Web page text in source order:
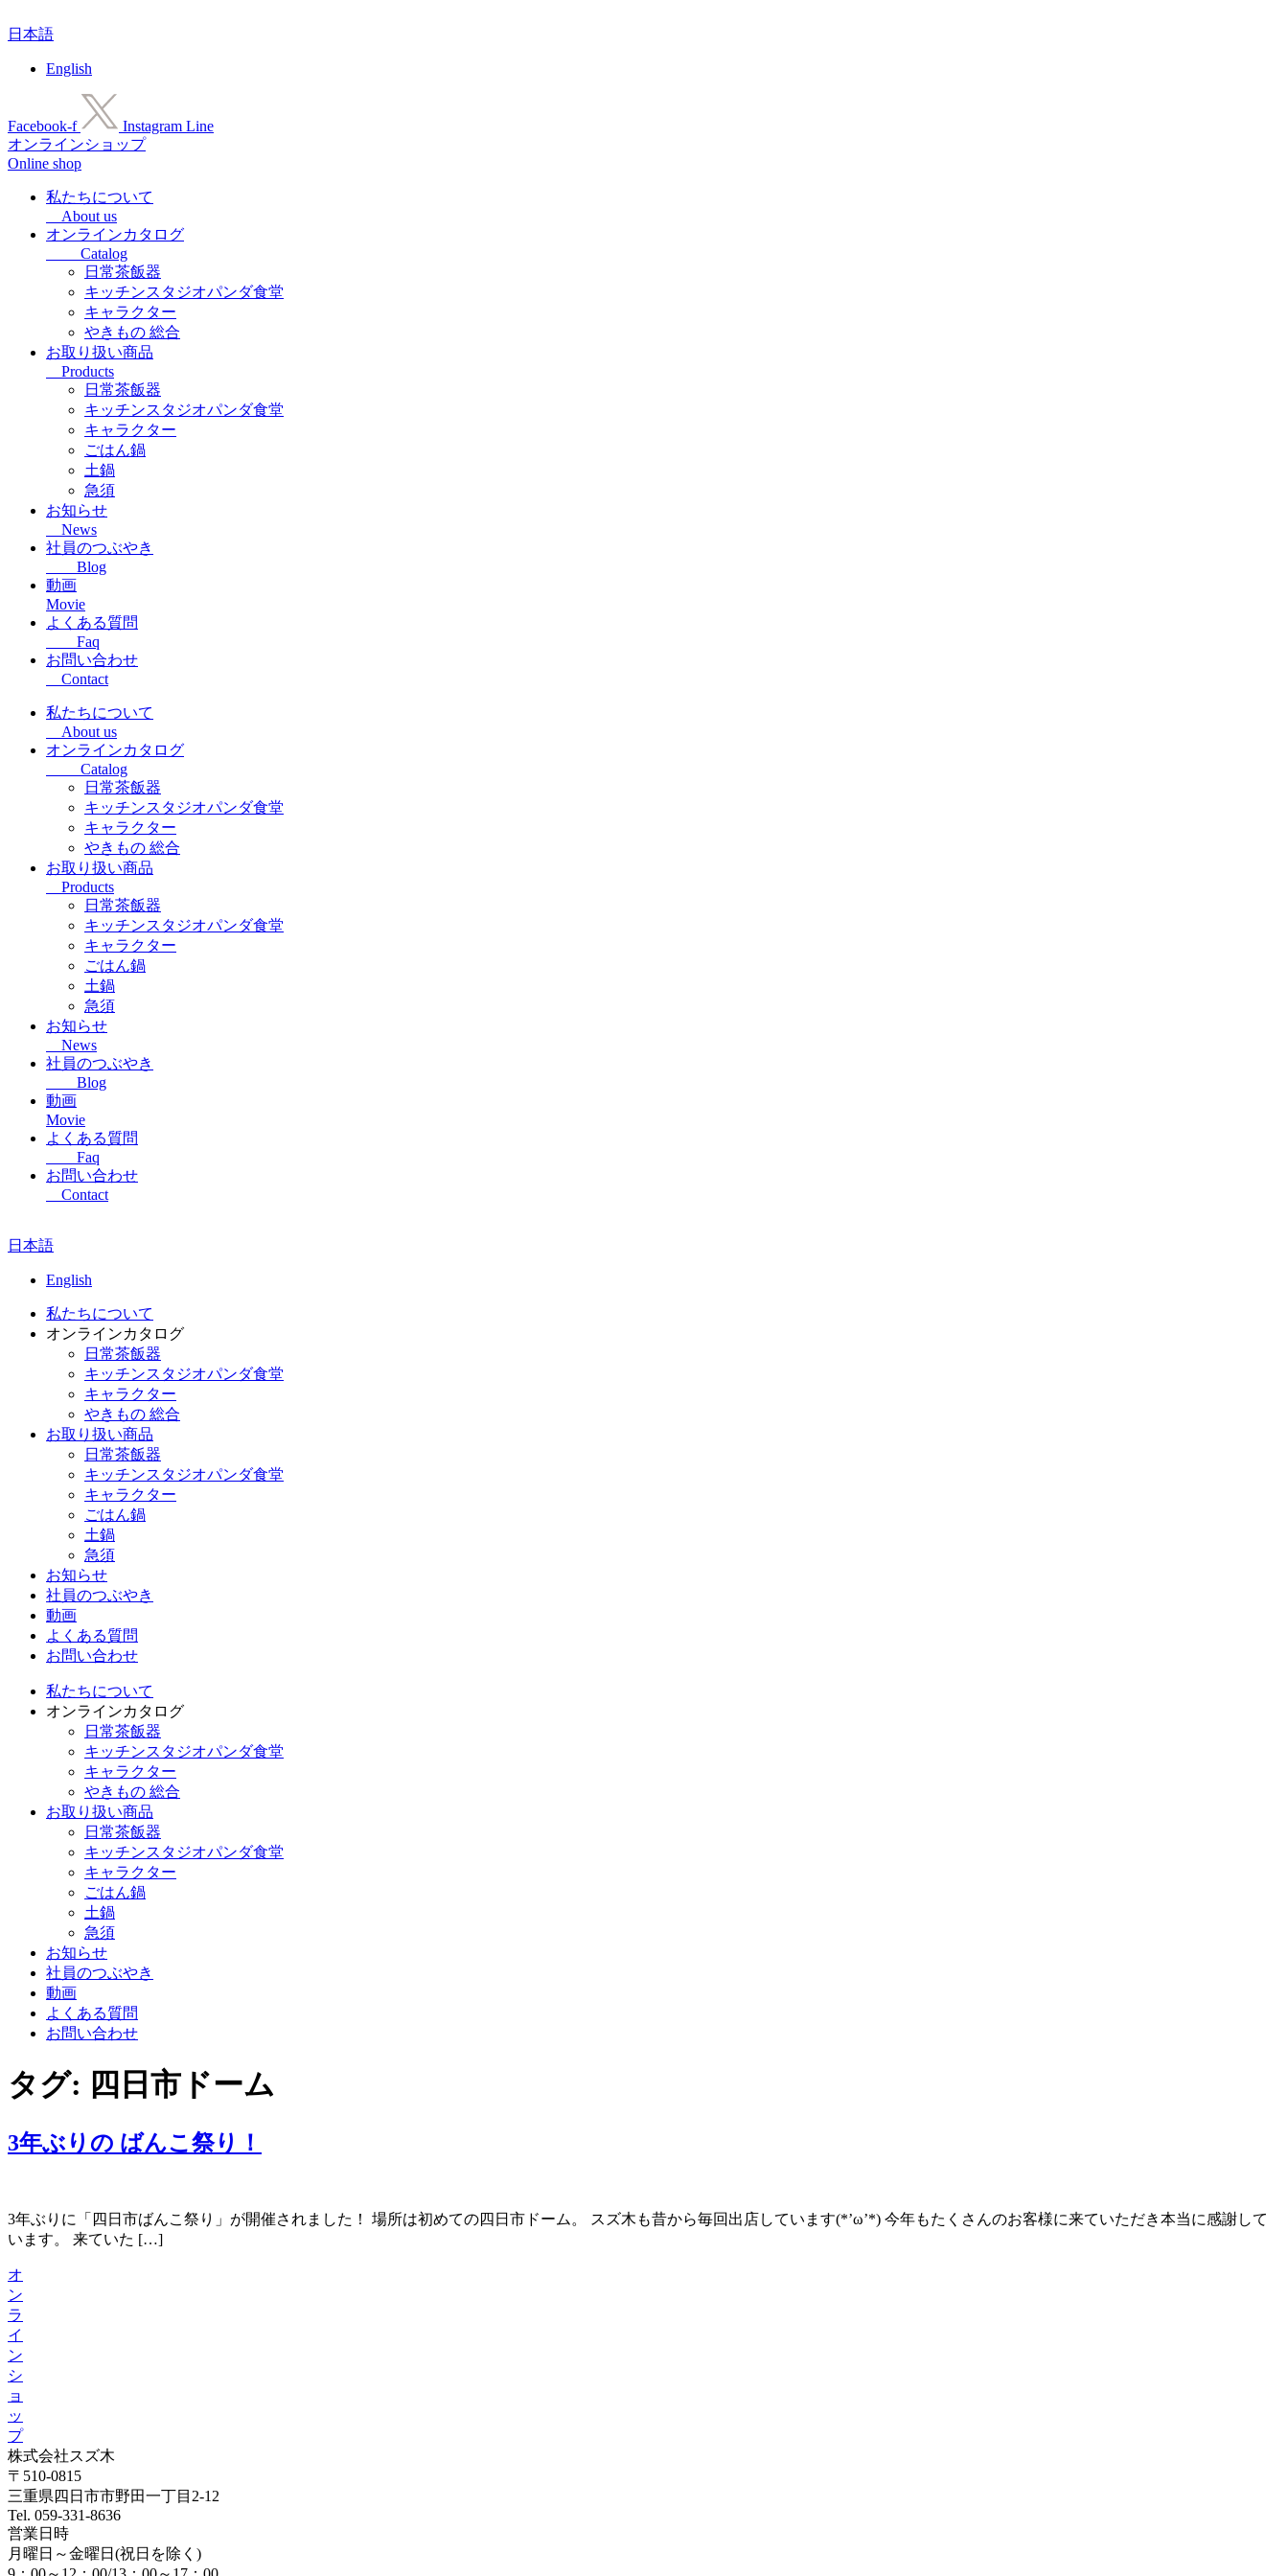
ン
ス
キ
日本語
English
Facebook-f Instagram Line
オンラインショップ
Online shop
私たちについて
About us
オンラインカタログ
Catalog
日常茶飯器
キッチンスタジオパンダ食堂
キャラクター
やきもの 総合
お取り扱い商品
Products
日常茶飯器
キッチンスタジオパンダ食堂
キャラクター
ごはん鍋
土鍋
急須
お知らせ
News
社員のつぶやき
Blog
動画
Movie
よくある質問
Faq
お問い合わせ
Contact
私たちについて
About us
オンラインカタログ
Catalog
日常茶飯器
キッチンスタジオパンダ食堂
キャラクター
やきもの 総合
お取り扱い商品
Products
日常茶飯器
キッチンスタジオパンダ食堂
キャラクター
ごはん鍋
土鍋
急須
お知らせ
News
社員のつぶやき
Blog
動画
Movie
よくある質問
Faq
お問い合わせ
Contact
日本語
English
私たちについて
オンラインカタログ
日常茶飯器
キッチンスタジオパンダ食堂
キャラクター
やきもの 総合
お取り扱い商品
日常茶飯器
キッチンスタジオパンダ食堂
キャラクター
ごはん鍋
土鍋
急須
お知らせ
社員のつぶやき
動画
よくある質問
お問い合わせ
私たちについて
オンラインカタログ
日常茶飯器
キッチンスタジオパンダ食堂
キャラクター
やきもの 総合
お取り扱い商品
日常茶飯器
キッチンスタジオパンダ食堂
キャラクター
ごはん鍋
土鍋
急須
お知らせ
社員のつぶやき
動画
よくある質問
お問い合わせ
タグ: 四日市ドーム
3年ぶりの ばんこ祭り！
3年ぶりに「四日市ばんこ祭り」が開催されました！ 場所は初めての四日市ドーム。 スズ木も昔から毎回出店しています(*’ω’*) 今年もたくさんのお客様に来ていただき本当に感謝して
います。 来ていた […]
オ
ン
ラ
イ
ン
シ
ョ
ッ
プ
株式会社スズ木
〒510-0815
三重県四日市市野田一丁目2-12
Tel. 059-331-8636
営業日時
月曜日～金曜日(祝日を除く)